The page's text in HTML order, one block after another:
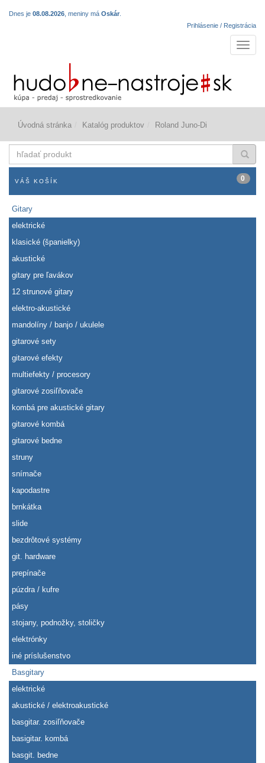
Dnes je 08.08.2026 , meniny má Oskár
Prihlásenie / Registrácia
Úvodná stránka Katalóg produktov Roland Juno-Di
produkt
VÁŠ KOŠÍK 0
Gitary
elektrické
klasické (španielky)
akustické
gitary pre ľavákov
12 strunové gitary
elektro-akustické
mandolíny / banjo / ukulele
gitarové sety
gitarové efekty
multiefekty / procesory
gitarové zosiľňovače
kombá pre akustické gitary
gitarové kombá
gitarové bedne
struny
snímače
kapodastre
brnkátka
slide
bezdrôtové systémy
git. hardware
prepínače
púzdra / kufre
pásy
stojany, podnožky, stoličky
elektrónky
iné príslušenstvo
Basgitary
elektrické
akustické / elektroakustické
basgitar. zosiľňovače
basigitar. kombá
basgit. bedne